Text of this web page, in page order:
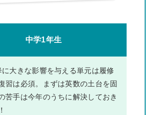
中学1年生
に大きな影響を与える単元は履修
習は必須。まずは英数の土台を固
苦手は今年のうちに解決しておき